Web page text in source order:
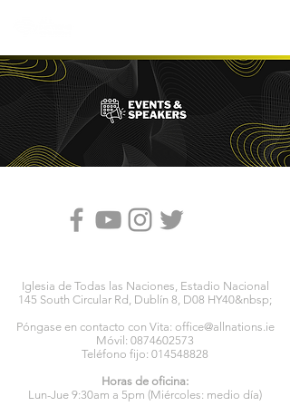
Iglesia de Todas las Naciones, Estadio Nacional
145 South Circular Rd, Dublín 8, D08 HY40&nbsp;
Póngase en contacto con Vita: office@allnations.ie
Móvil: 0874602573
Teléfono fijo: 014548828
Horas de oficina:
Lun-Jue 9:30am a 5pm (Miércoles: medio día)